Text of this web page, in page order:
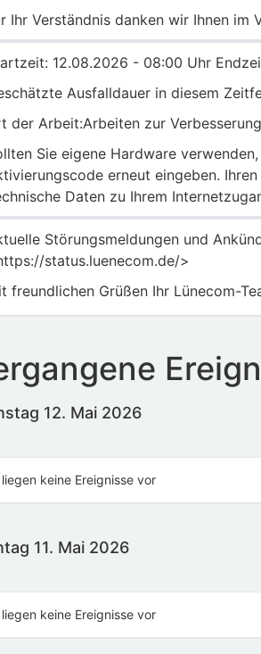
Ihr Verständnis danken wir Ihnen im
12.08.2026 - 08:00 Uhr
Ausfalldauer in diesem
der Arbeit:Arbeiten zur
Sie eigene Hardware
erneut eingeben.
Daten zu Ihrem
Störungsmeldungen und
status.luenecom.de/>
freundlichen Grüßen Ihr Lünecom-
12. Mai 2026
liegen keine Ereignisse vor
11. Mai 2026
liegen keine Ereignisse vor